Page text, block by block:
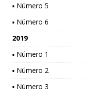
▪ Número 5
▪ Número 6
2019
▪ Número 1
▪ Número 2
▪ Número 3